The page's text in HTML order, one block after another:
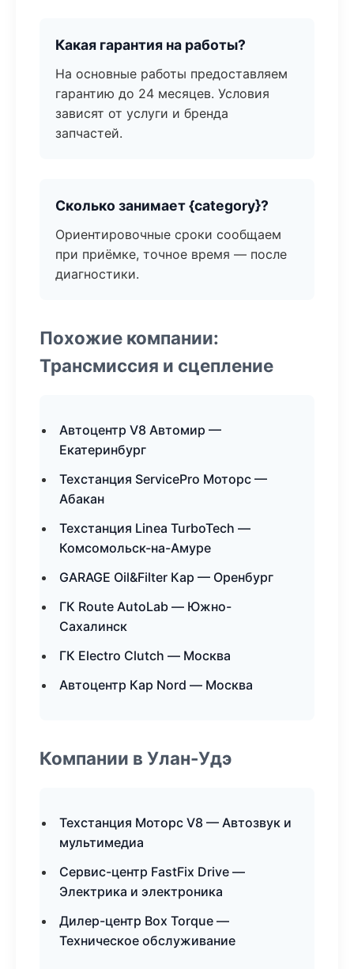
Какая гарантия на работы?
На основные работы предоставляем
гарантию до 24 месяцев. Условия
зависят от услуги и бренда
запчастей.
Сколько занимает {category}?
Ориентировочные сроки сообщаем
при приёмке, точное время — после
диагностики.
Похожие компании:
Трансмиссия и сцепление
Автоцентр V8 Автомир —
Екатеринбург
Техстанция ServicePro Моторс —
Абакан
Техстанция Linea TurboTech —
Комсомольск-на-Амуре
GARAGE Oil&Filter Кар — Оренбург
ГК Route AutoLab — Южно-
Сахалинск
ГК Electro Clutch — Москва
Автоцентр Кар Nord — Москва
Компании в Улан-Удэ
Техстанция Моторс V8 — Автозвук и
мультимедиа
Сервис-центр FastFix Drive —
Электрика и электроника
Дилер-центр Box Torque —
Техническое обслуживание